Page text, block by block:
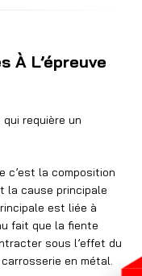
À L’épreuve
requière un
c’est la composition
la cause principale
est liée à
fait que la fiente
sous l’effet du
en métal.